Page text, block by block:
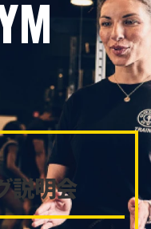
説明会